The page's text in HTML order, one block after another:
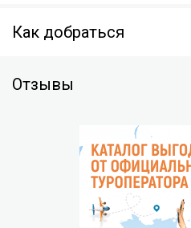
16:00
12:00
100% стоимости проживания
Условия отмены будут
НЕЯВКА ГОСТЯ
Незаездом считается
Как добраться
42 километр Дмитровского шоссе.
Отзывы